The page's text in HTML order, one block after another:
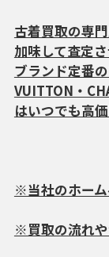
古着買取の専
加味して査定
ブランド定番
VUITTON・
はいつでも高
※当社のホー
※買取の流れ